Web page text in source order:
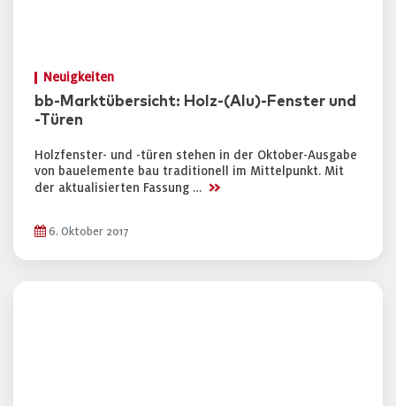
Neuigkeiten
bb-Marktübersicht: Holz-(Alu)-Fenster und
-Türen
Holzfenster- und -türen stehen in der Oktober-Ausgabe
von bauelemente bau traditionell im Mittelpunkt. Mit
der aktualisierten Fassung … >>
6. Oktober 2017